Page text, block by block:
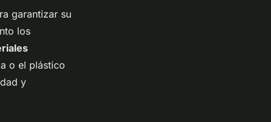
garantizar su
los
o el plástico
y